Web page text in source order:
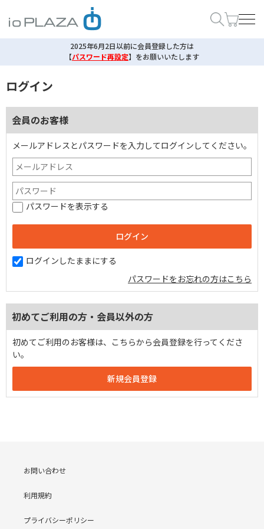
2025年6月2日以前に会員登録した方は
【パスワード再設定】 をお願いいたします
ログイン
会員のお客様
メールアドレスとパスワードを入力してログインしてください。
パスワードを表示する
ログインしたままにする
パスワードをお忘れの方はこちら
初めてご利用の方・会員以外の方
初めてご利用のお客様は、こちらから会員登録を行ってくださ
い。
お問い合わせ
利用規約
プライバシーポリシー